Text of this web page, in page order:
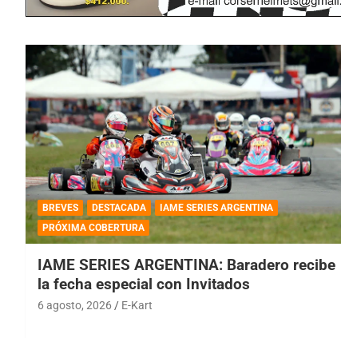
BREVES DESTACADA
IAME SERIES ARGENTINA
PRÓXIMA COBERTURA
IAME SERIES ARGENTINA: Baradero recibe
la fecha especial con Invitados
6 agosto, 2026 E-Kart